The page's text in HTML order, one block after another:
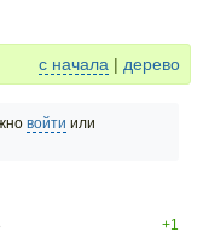
с начала | дерево
войти или
+1